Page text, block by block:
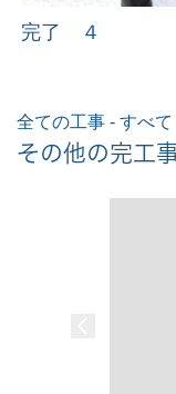
完了 ４
全ての工事 - すべて
その他の完工